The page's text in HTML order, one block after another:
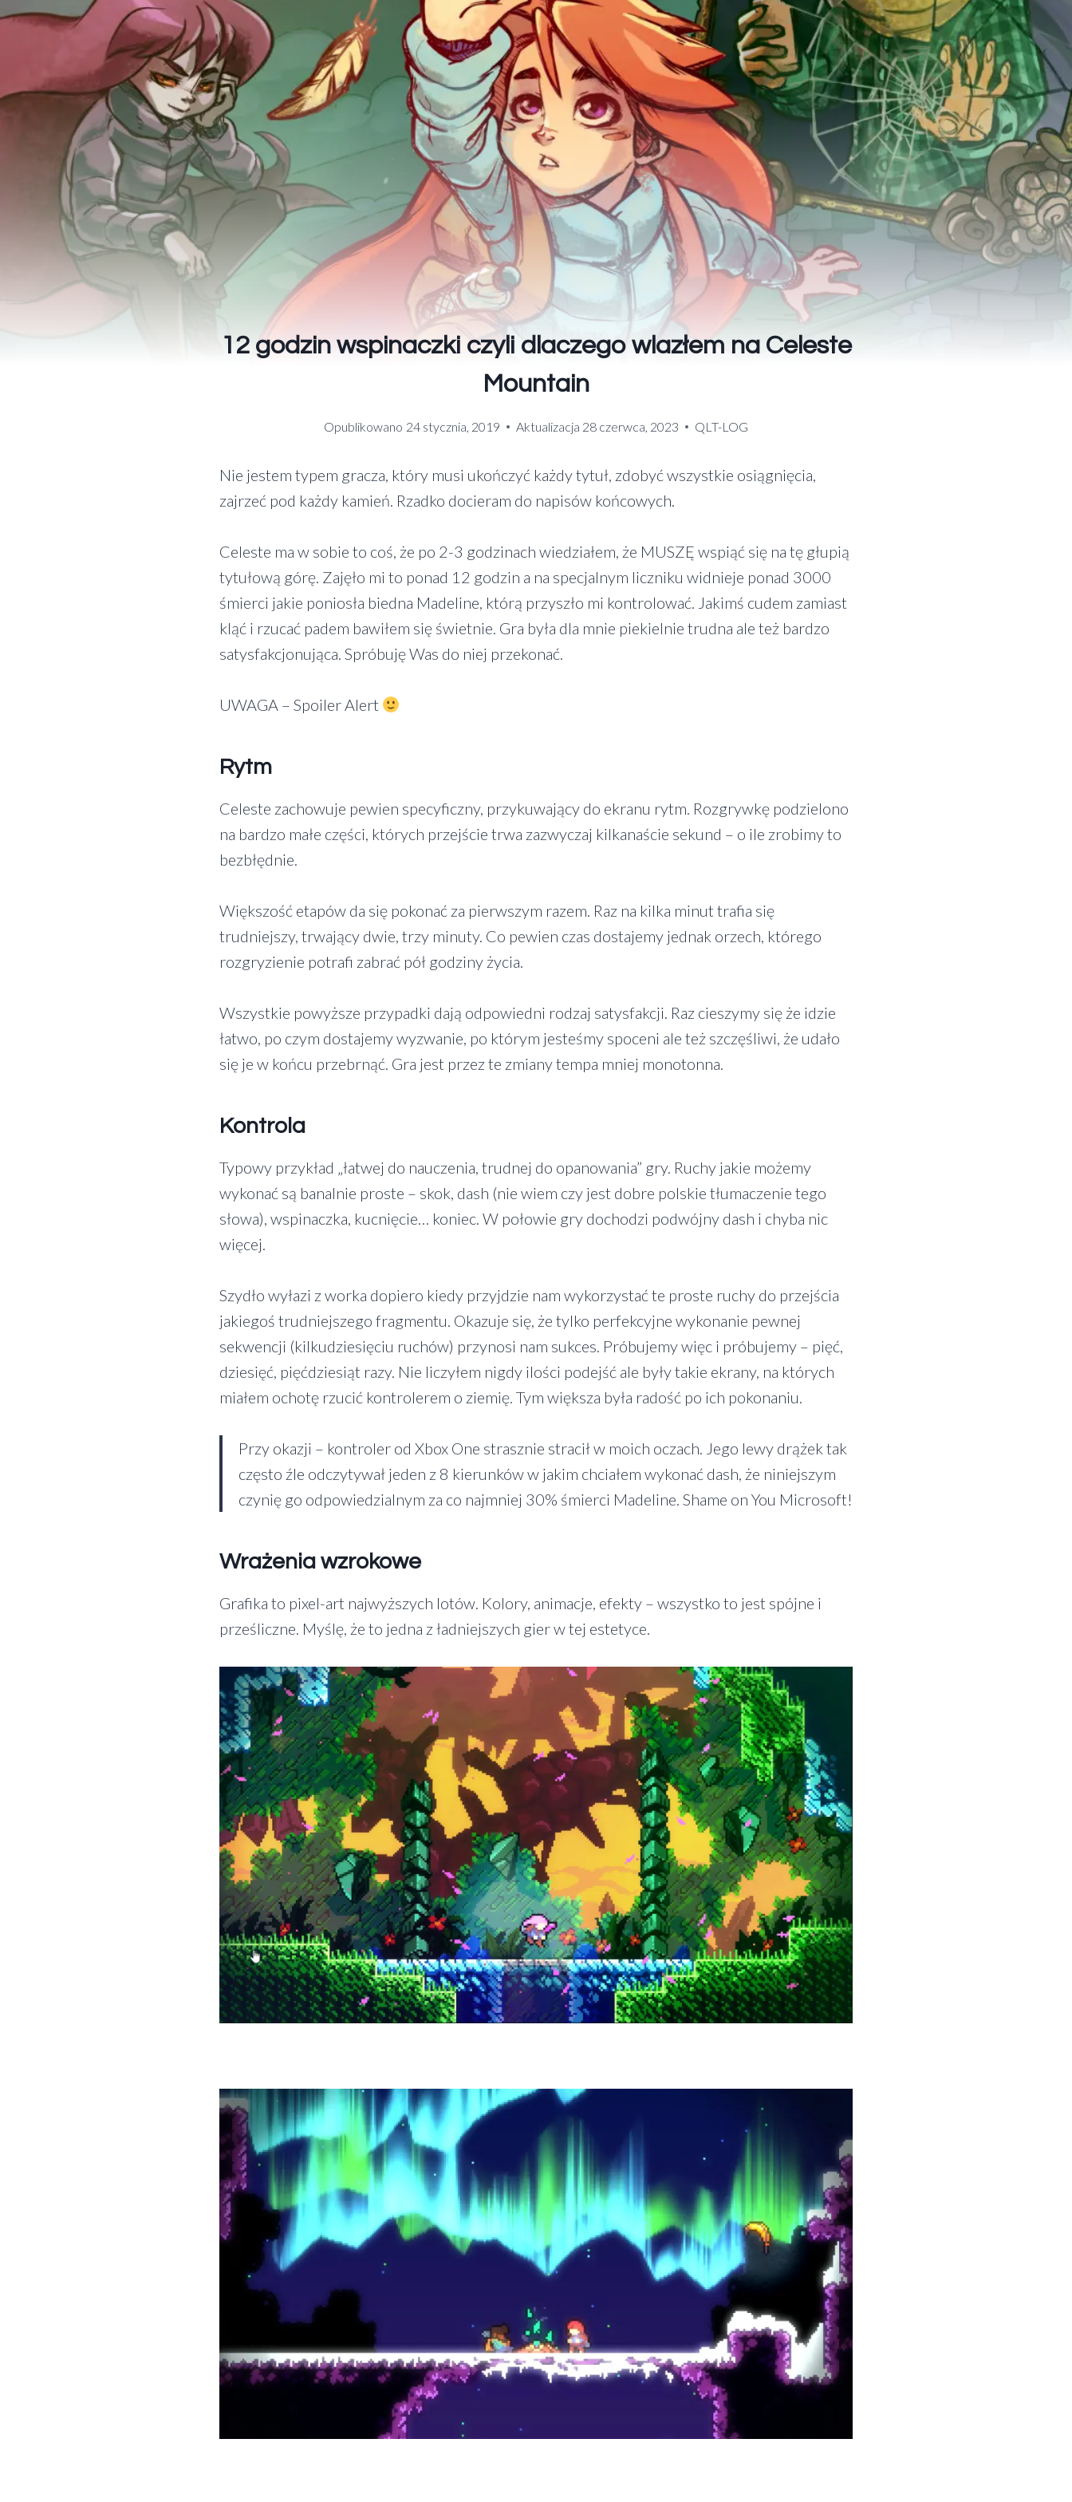
12 godzin wspinaczki czyli dlaczego wlazłem na Celeste
Mountain
Opublikowano 24 stycznia, 2019 Aktualizacja 28 czerwca, 2023 QLT-LOG
Nie jestem typem gracza, który musi ukończyć każdy tytuł, zdobyć wszystkie osiągnięcia,
zajrzeć pod każdy kamień. Rzadko docieram do napisów końcowych.
Celeste ma w sobie to coś, że po 2-3 godzinach wiedziałem, że MUSZĘ wspiąć się na tę głupią
tytułową górę. Zajęło mi to ponad 12 godzin a na specjalnym liczniku widnieje ponad 3000
śmierci jakie poniosła biedna Madeline, którą przyszło mi kontrolować. Jakimś cudem zamiast
kląć i rzucać padem bawiłem się świetnie. Gra była dla mnie piekielnie trudna ale też bardzo
satysfakcjonująca. Spróbuję Was do niej przekonać.
UWAGA – Spoiler Alert
Rytm
Celeste zachowuje pewien specyficzny, przykuwający do ekranu rytm. Rozgrywkę podzielono
na bardzo małe części, których przejście trwa zazwyczaj kilkanaście sekund – o ile zrobimy to
bezbłędnie.
Większość etapów da się pokonać za pierwszym razem. Raz na kilka minut trafia się
trudniejszy, trwający dwie, trzy minuty. Co pewien czas dostajemy jednak orzech, którego
rozgryzienie potrafi zabrać pół godziny życia.
Wszystkie powyższe przypadki dają odpowiedni rodzaj satysfakcji. Raz cieszymy się że idzie
łatwo, po czym dostajemy wyzwanie, po którym jesteśmy spoceni ale też szczęśliwi, że udało
się je w końcu przebrnąć. Gra jest przez te zmiany tempa mniej monotonna.
Kontrola
Typowy przykład „łatwej do nauczenia, trudnej do opanowania” gry. Ruchy jakie możemy
wykonać są banalnie proste – skok, dash (nie wiem czy jest dobre polskie tłumaczenie tego
słowa), wspinaczka, kucnięcie… koniec. W połowie gry dochodzi podwójny dash i chyba nic
więcej.
Szydło wyłazi z worka dopiero kiedy przyjdzie nam wykorzystać te proste ruchy do przejścia
jakiegoś trudniejszego fragmentu. Okazuje się, że tylko perfekcyjne wykonanie pewnej
sekwencji (kilkudziesięciu ruchów) przynosi nam sukces. Próbujemy więc i próbujemy – pięć,
dziesięć, pięćdziesiąt razy. Nie liczyłem nigdy ilości podejść ale były takie ekrany, na których
miałem ochotę rzucić kontrolerem o ziemię. Tym większa była radość po ich pokonaniu.
Przy okazji – kontroler od Xbox One strasznie stracił w moich oczach. Jego lewy drążek tak
często źle odczytywał jeden z 8 kierunków w jakim chciałem wykonać dash, że niniejszym
czynię go odpowiedzialnym za co najmniej 30% śmierci Madeline. Shame on You Microsoft!
Wrażenia wzrokowe
Grafika to pixel-art najwyższych lotów. Kolory, animacje, efekty – wszystko to jest spójne i
prześliczne. Myślę, że to jedna z ładniejszych gier w tej estetyce.